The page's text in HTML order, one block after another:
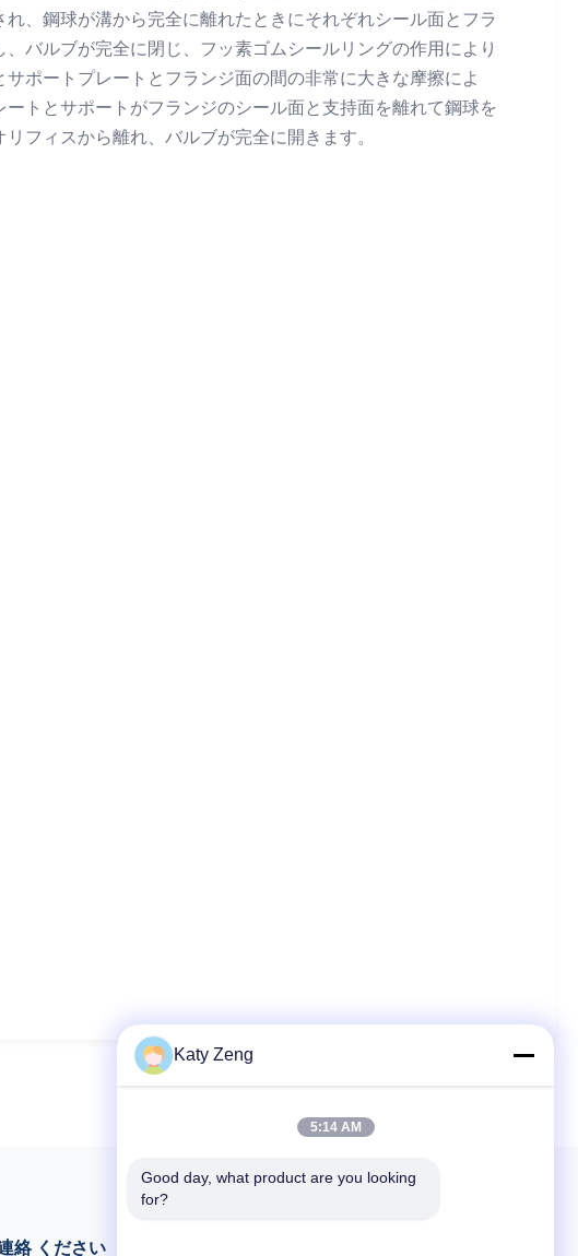
、鋼球が溝から完全に離れたときにそれぞれシール面とフラ
バルブが完全に閉じ、フッ素ゴムシールリングの作用により
ポートプレートとフランジ面の間の非常に大きな摩擦によ
トとサポートがフランジのシール面と支持面を離れて鋼球を
フィスから離れ、バルブが完全に開きます。
絡 ください
Katy Zeng
5:14 AM
Good day, what product are you looking
for?